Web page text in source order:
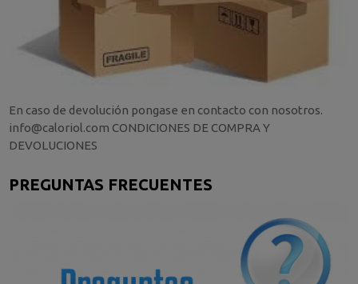
En caso de devolución pongase en contacto con nosotros.
info@caloriol.com CONDICIONES DE COMPRA Y
DEVOLUCIONES
PREGUNTAS FRECUENTES